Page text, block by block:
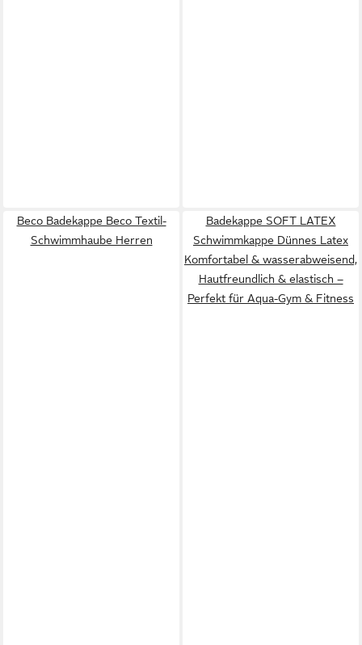
Beco Badekappe Beco Textil-
Schwimmhaube Herren
Badekappe SOFT LATEX
Schwimmkappe Dünnes Latex
Komfortabel & wasserabweisend,
Hautfreundlich & elastisch –
Perfekt für Aqua-Gym & Fitness